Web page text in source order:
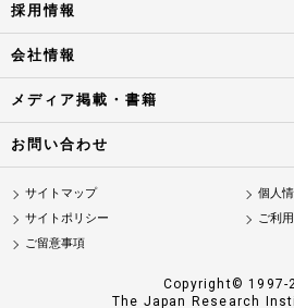
採用情報
会社情報
メディア掲載・書籍
お問い合わせ
サイトマップ
個人
サイトポリシー
ご利
ご留意事項
Copyright© 1997-
The Japan Research